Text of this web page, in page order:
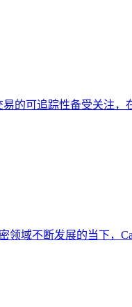
的可追踪性备受关注，
域不断发展的当下，